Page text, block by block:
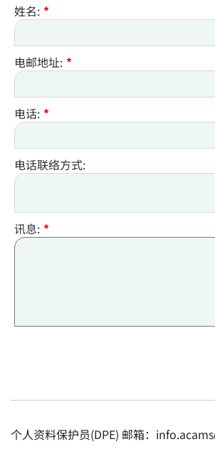
姓名: *
电邮地址: *
电话: *
电话联络方式:
讯息: *
个人资料保护员(DPE) 邮箱：